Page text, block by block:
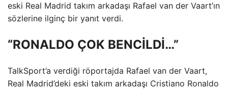
eski Real Madrid takım arkadaşı Rafael van der Vaart’ın
sözlerine ilginç bir yanıt verdi.
“RONALDO ÇOK BENCİLDİ…”
TalkSport’a verdiği röportajda Rafael van der Vaart,
Real Madrid’deki eski takım arkadaşı Cristiano Ronaldo